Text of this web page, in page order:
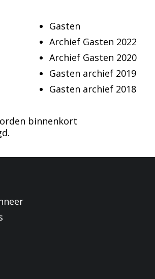
CONTACT
TICKETS
ENGLISH
Gasten
Archief Gasten 2022
Archief Gasten 2020
Gasten archief 2019
Gasten archief 2018
binnenkort